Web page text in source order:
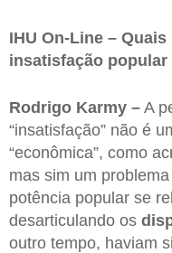
IHU On-Line –
insatisfação popular
Rodrigo Karmy – A
“insatisfação” não é
“econômica”, como
mas sim um
potência popular se
desarticulando os
outro tempo, haviam